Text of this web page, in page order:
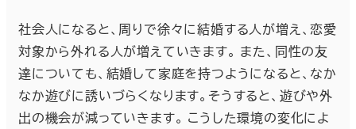
社会人になると、周りで徐々に結婚する人が増え、恋愛
対象から外れる人が増えていきます。 また、同性の友
達についても、結婚して家庭を持つようになると、なか
なか遊びに誘いづらくなります。そうすると、遊びや外
出の機会が減っていきます。 こうした環境の変化によ